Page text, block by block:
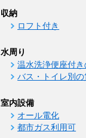
収納
ロフト付き
水周り
温水洗浄便座付
バス・トイレ別
室内設備
オール電化
都市ガス利用可